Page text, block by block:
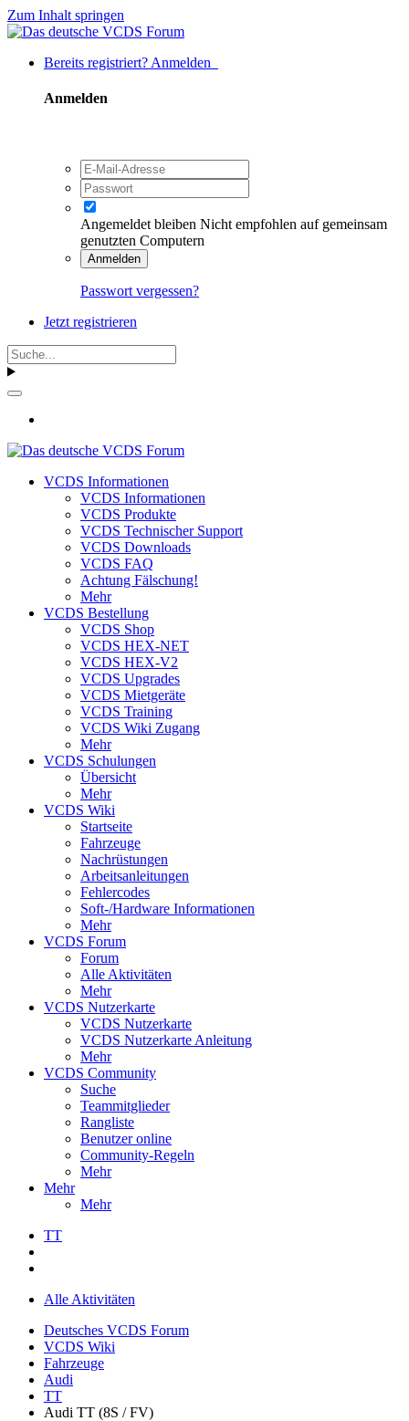
Zum Inhalt springen
Bereits registriert? Anmelden
Anmelden
Angemeldet bleiben Nicht empfohlen auf gemeinsam
genutzten Computern
Anmelden
Passwort vergessen?
Jetzt registrieren
VCDS Informationen
VCDS Informationen
VCDS Produkte
VCDS Technischer Support
VCDS Downloads
VCDS FAQ
Achtung Fälschung!
Mehr
VCDS Bestellung
VCDS Shop
VCDS HEX-NET
VCDS HEX-V2
VCDS Upgrades
VCDS Mietgeräte
VCDS Training
VCDS Wiki Zugang
Mehr
VCDS Schulungen
Übersicht
Mehr
VCDS Wiki
Startseite
Fahrzeuge
Nachrüstungen
Arbeitsanleitungen
Fehlercodes
Soft-/Hardware Informationen
Mehr
VCDS Forum
Forum
Alle Aktivitäten
Mehr
VCDS Nutzerkarte
VCDS Nutzerkarte
VCDS Nutzerkarte Anleitung
Mehr
VCDS Community
Suche
Teammitglieder
Rangliste
Benutzer online
Community-Regeln
Mehr
Mehr
Mehr
TT
Alle Aktivitäten
Deutsches VCDS Forum
VCDS Wiki
Fahrzeuge
Audi
TT
Audi TT (8S / FV)